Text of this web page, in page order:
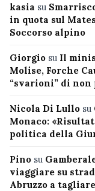
kasia su
in quota sul
Soccorso alpino
Giorgio su Il
Molise, Forche
“svarioni” di non
Nicola Di Lullo su
Monaco:
politica della
Pino su
viaggiare su
Abruzzo a